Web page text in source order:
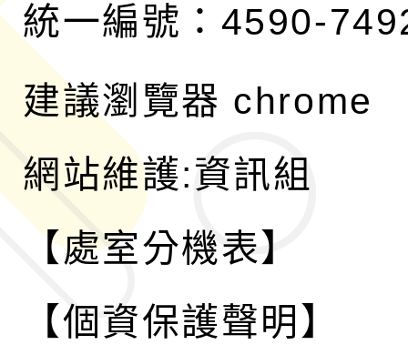
統一編號：4590-
建議瀏覽器 chrome
網站維護:資訊組
【處室分機表】
【個資保護聲明】